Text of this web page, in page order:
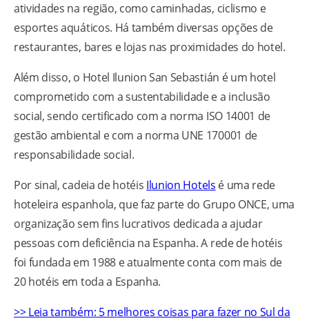
atividades na região, como caminhadas, ciclismo e
esportes aquáticos. Há também diversas opções de
restaurantes, bares e lojas nas proximidades do hotel.
Além disso, o Hotel Ilunion San Sebastián é um hotel
comprometido com a sustentabilidade e a inclusão
social, sendo certificado com a norma ISO 14001 de
gestão ambiental e com a norma UNE 170001 de
responsabilidade social.
Por sinal, cadeia de hotéis Ilunion Hotels é uma rede
hoteleira espanhola, que faz parte do Grupo ONCE, uma
organização sem fins lucrativos dedicada a ajudar
pessoas com deficiência na Espanha. A rede de hotéis
foi fundada em 1988 e atualmente conta com mais de
20 hotéis em toda a Espanha.
>> Leia também: 5 melhores coisas para fazer no Sul da